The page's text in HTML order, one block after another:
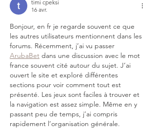
timi cpeksi
16 avr.
Bonjour, en fr je regarde souvent ce que
les autres utilisateurs mentionnent dans les
forums. Récemment, j’ai vu passer
ArubaBet dans une discussion avec le mot
france souvent cité autour du sujet. J’ai
ouvert le site et exploré différentes
sections pour voir comment tout est
présenté. Les jeux sont faciles à trouver et
la navigation est assez simple. Même en y
passant peu de temps, j’ai compris
rapidement l’organisation générale.